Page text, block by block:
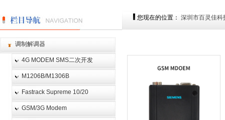
调制解调器
4G MODEM SMS二次开发
M1206B/M1306B
Fastrack Supreme 10/20
GSM/3G Modem
您现在的位置： 深圳市百灵佳